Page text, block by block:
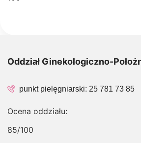
Oddział Ginekologiczno-
punkt pielęgniarski: 25 781 73 85
Ocena oddziału:
85/100